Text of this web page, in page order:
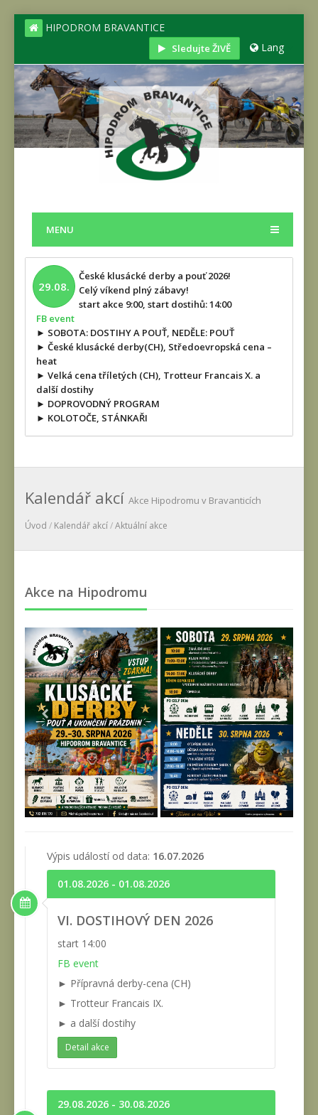
HIPODROM BRAVANTICE
Sledujte ŽIVĚ Lang
MENU
29.08.
České klusácké derby a pouť 2026!
Celý víkend plný zábavy!
start akce 9:00, start dostihů: 14:00
FB event
► SOBOTA: DOSTIHY A POUŤ, NEDĚLE: POUŤ
► České klusácké derby(CH), Středoevropská cena –
heat
► Velká cena tříletých (CH), Trotteur Francais X. a
další dostihy
► DOPROVODNÝ PROGRAM
► KOLOTOČE, STÁNKAŘI
Kalendář akcí Akce Hipodromu v Bravanticích
Úvod / Kalendář akcí/Aktuální akce
Akce na Hipodromu
Výpis událostí od data: 16.07.2026
01.08.2026 - 01.08.2026
VI. DOSTIHOVÝ DEN 2026
start 14:00
FB event
► Přípravná derby-cena (CH)
► Trotteur Francais IX.
► a další dostihy
Detail akce
29.08.2026 - 30.08.2026